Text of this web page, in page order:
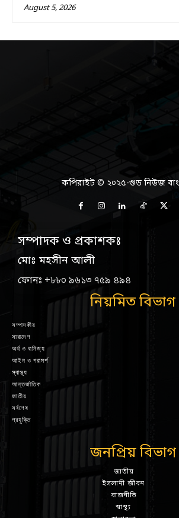
August 5, 2026
কপিরাইট © ২০২৫-গুড নিউজ
সম্পাদক ও প্রকাশকঃ
মোঃ মহসীন আলী
ফোনঃ +৮৮০ ৯৬১৩ ৭৫৯ ৪৯৪
নিয়মিত বিভাগ
সম্পাদকীয়
সারাদেশ
অর্থ ও বানিজ্য
আইন ও পরামর্শ
স্বাস্থ্য
আন্তর্জাতিক
জাতীয়
সর্বশেষ
প্রযুক্তি
জনপ্রিয় বিভাগ
জাতীয়
ইসলামী জীবন
রাজনীতি
স্বাস্থ্য